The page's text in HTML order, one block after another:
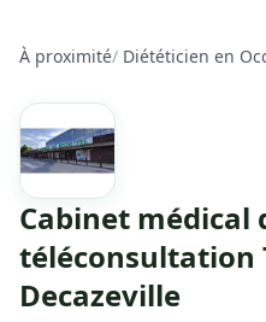
À proximité/ Diététicien en
Cabinet médical
téléconsultation
Decazeville